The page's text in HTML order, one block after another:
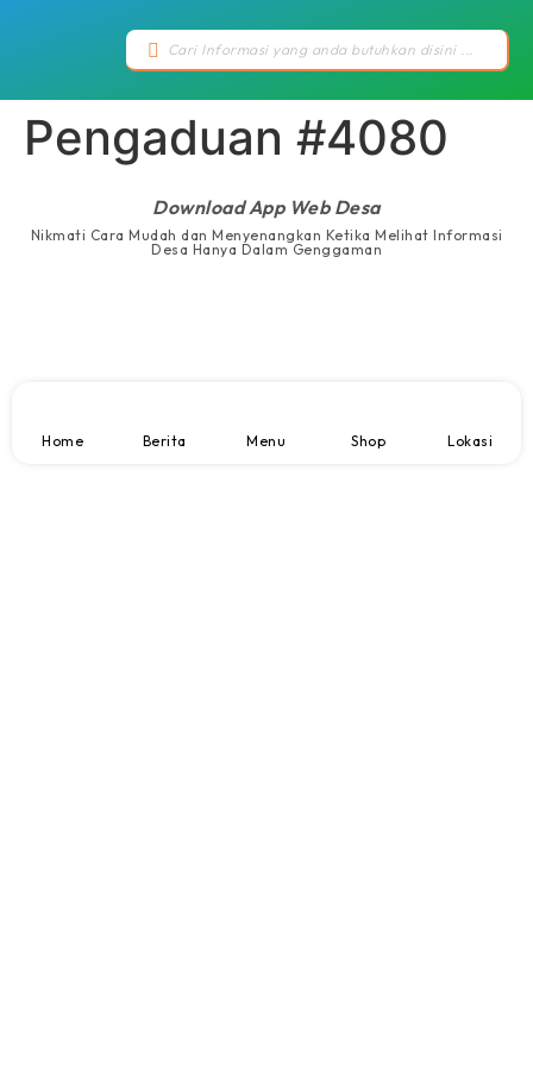
Pengaduan #4080
Download App Web Desa
Nikmati Cara Mudah dan Menyenangkan Ketika Melihat Informasi
Desa Hanya Dalam Genggaman
Home Berita Menu Shop Lokasi